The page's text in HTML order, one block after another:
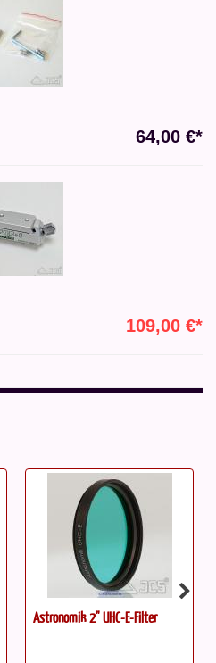
64,00 €*
109,00 €*
Astronomik 2" UHC-E-Filter